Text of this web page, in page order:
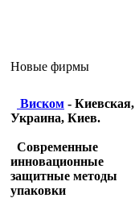
Новые фирмы
Виском - Киевская,
Украина, Киев.
Современные
инновационные
защитные методы
упаковки